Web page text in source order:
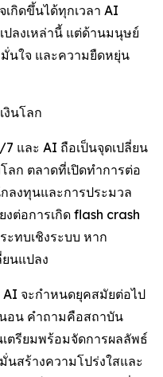
เกิดขึ้นได้ทุกเวลา AI
ลงเหล่านี้ แต่ด้านมนุษย์
นใจ และความยืดหยุ่น
นโลก
และ AI ถือเป็นจุดเปลี่ยน
ลก ตลาดที่เปิดทำการต่อ
ลงทุนและการประมวล
ต่อการเกิด flash crash
ทบเชิงระบบ หาก
นแปลง
จะกำหนดยุคสมัยต่อไป
อน คำถามคือสถาบัน
ตรียมพร้อมจัดการผลลัพธ์
นสร้างความโปร่งใสและ